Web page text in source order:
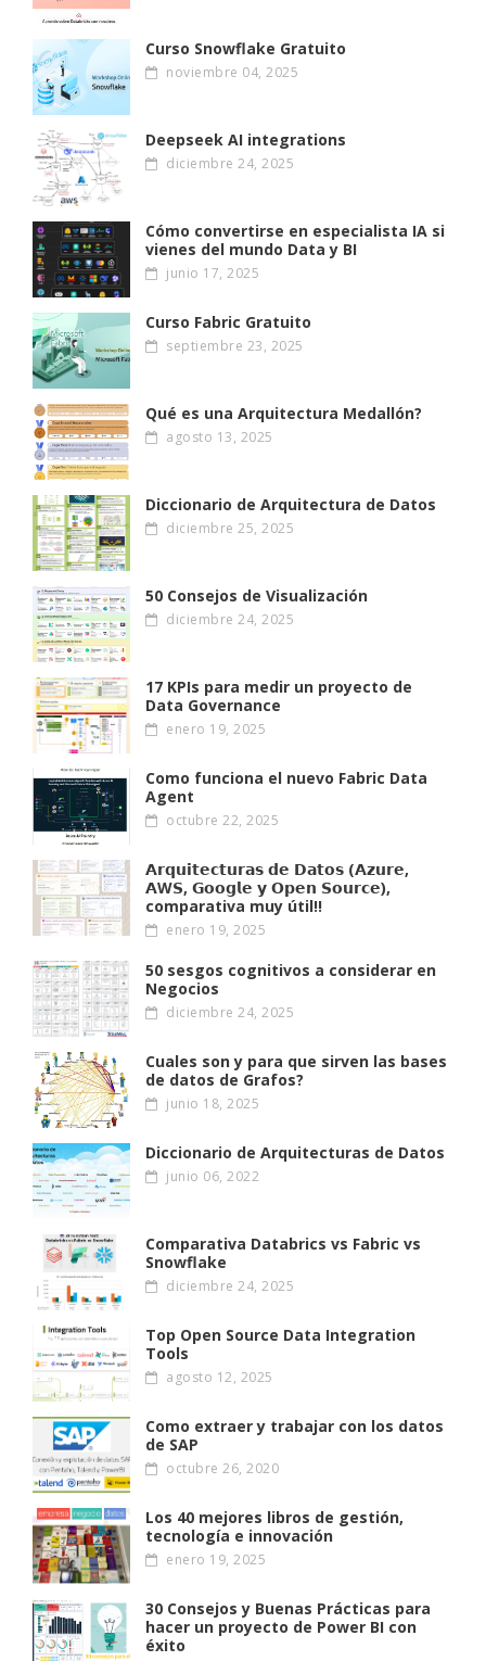
Curso Snowflake Gratuito
noviembre 04, 2025
Deepseek AI integrations
diciembre 24, 2025
Cómo convertirse en especialista IA si
vienes del mundo Data y BI
junio 17, 2025
Curso Fabric Gratuito
septiembre 23, 2025
Qué es una Arquitectura Medallón?
agosto 13, 2025
Diccionario de Arquitectura de Datos
diciembre 25, 2025
50 Consejos de Visualización
diciembre 24, 2025
17 KPIs para medir un proyecto de
Data Governance
enero 19, 2025
Como funciona el nuevo Fabric Data
Agent
octubre 22, 2025
𝗔𝗿𝗾𝘂𝗶𝘁𝗲𝗰𝘁𝘂𝗿𝗮𝘀 𝗱𝗲 𝗗𝗮𝘁𝗼𝘀 (𝗔𝘇𝘂𝗿𝗲,
𝗔W𝗦, 𝗚𝗼𝗼𝗴𝗹𝗲 𝘆 𝗢𝗽𝗲𝗻 𝗦𝗼𝘂𝗿𝗰𝗲),
comparativa muy útil!!
enero 19, 2025
50 sesgos cognitivos a considerar en
Negocios
diciembre 24, 2025
Cuales son y para que sirven las bases
de datos de Grafos?
junio 18, 2025
Diccionario de Arquitecturas de Datos
junio 06, 2022
Comparativa Databrics vs Fabric vs
Snowflake
diciembre 24, 2025
Top Open Source Data Integration
Tools
agosto 12, 2025
Como extraer y trabajar con los datos
de SAP
octubre 26, 2020
Los 40 mejores libros de gestión,
tecnología e innovación
enero 19, 2025
30 Consejos y Buenas Prácticas para
hacer un proyecto de Power BI con
éxito